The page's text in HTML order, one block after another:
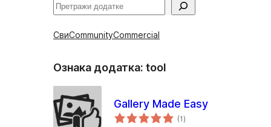
Претрага
СвиCommunityCommercial
Ознака додатка: tool
Gallery Made Easy
(1укупних
оцена
)